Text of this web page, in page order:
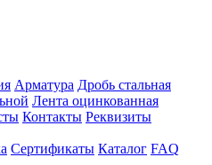
Арматура Дробь стальная
Лента оцинкованная
Контакты Реквизиты
Сертификаты Каталог FAQ